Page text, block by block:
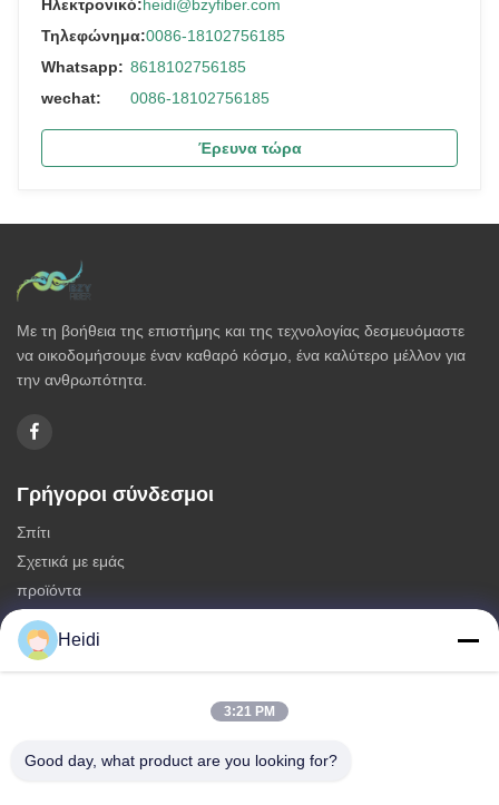
Ηλεκτρονικό:heidi@bzyfiber.com
Τηλεφώνημα:0086-18102756185
Whatsapp: 8618102756185
wechat:
0086-18102756185
Έρευνα τώρα
Με τη βοήθεια της επιστήμης και της τεχνολογίας δεσμευόμαστε
να οικοδομήσουμε έναν καθαρό κόσμο, ένα καλύτερο μέλλον για
την ανθρωπότητα.
Γρήγοροι σύνδεσμοι
Σπίτι
Σχετικά με εμάς
προϊόντα
Επικοινωνήστε μαζί μας
Κατηγορίες
Μη συνεχείς ίνες πολυεστέρα
Φύλλα πολυεστέρα χαμηλής τήξης
Heidi
3:21 PM
Good day, what product are you looking for?